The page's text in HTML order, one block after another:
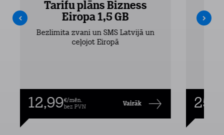
Tarifu plāns Bizness
Eiropa 1,5 GB
Bezlimita zvani un SMS Latvijā un
ceļojot Eiropā
12,99€/mēn.
bez PVN
Vairāk